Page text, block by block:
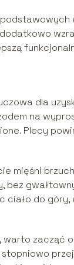
dla
na
Plecy
mięśni
ciało do
warto zacząć